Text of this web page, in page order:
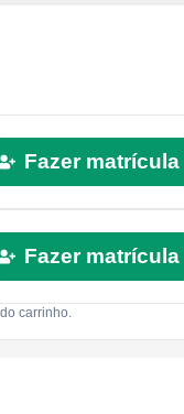
Fazer matrícula
Fazer matrícula
carrinho.